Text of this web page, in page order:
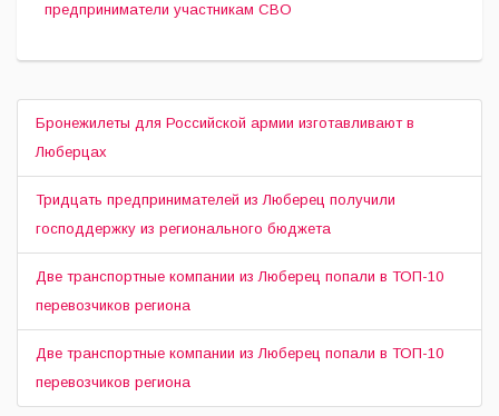
предприниматели участникам СВО
Бронежилеты для Российской армии изготавливают в
Люберцах
Тридцать предпринимателей из Люберец получили
господдержку из регионального бюджета
Две транспортные компании из Люберец попали в ТОП-10
перевозчиков региона
Две транспортные компании из Люберец попали в ТОП-10
перевозчиков региона